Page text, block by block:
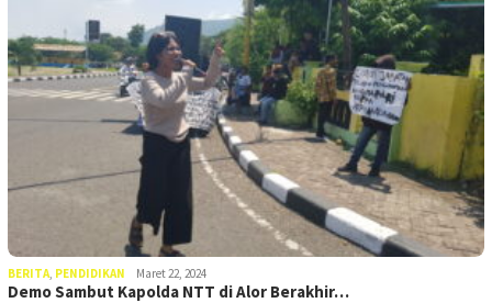
BERITA, PENDIDIKAN Maret 22, 2024
Demo Sambut Kapolda NTT di Alor Berakhir…